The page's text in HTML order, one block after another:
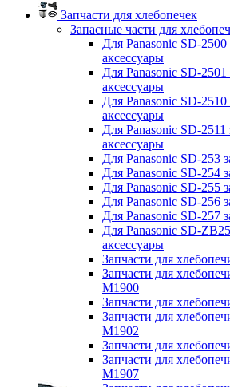
Запчасти для хлебопечек
Запасные части для
Для Panasonic SD-2500
аксессуары
Для Panasonic SD-2501
аксессуары
Для Panasonic SD-2510
аксессуары
Для Panasonic SD-2511
аксессуары
Для Panasonic SD-253
Для Panasonic SD-254
Для Panasonic SD-255
Для Panasonic SD-256
Для Panasonic SD-257
Для Panasonic SD-
аксессуары
Запчасти для
Запчасти для
M1900
Запчасти для
Запчасти для
M1902
Запчасти для
Запчасти для
M1907